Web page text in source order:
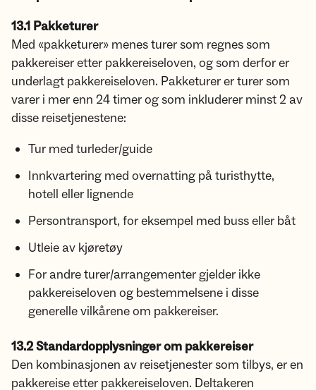
13.1 Pakketurer
Med «pakketurer» menes turer som regnes som
pakkereiser etter pakkereiseloven, og som derfor er
underlagt pakkereiseloven. Pakketurer er turer som
varer i mer enn 24 timer og som inkluderer minst 2 av
disse reisetjenestene:
Tur med turleder/guide
Innkvartering med overnatting på turisthytte,
hotell eller lignende
Persontransport, for eksempel med buss eller båt
Utleie av kjøretøy
For andre turer/arrangementer gjelder ikke
pakkereiseloven og bestemmelsene i disse
generelle vilkårene om pakkereiser.
13.2 Standardopplysninger om pakkereiser
Den kombinasjonen av reisetjenester som tilbys, er en
pakkereise etter pakkereiseloven. Deltakeren